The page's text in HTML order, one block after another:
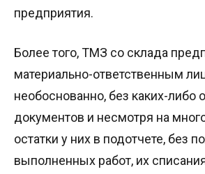
предприятия.
Более того, ТМЗ со склада
материально-ответственным
необоснованно, без каких-либо
документов и несмотря на
остатки у них в подотчете, без
выполненных работ, их